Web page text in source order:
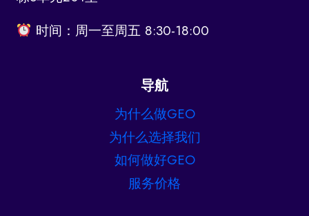
时间：周一至周五 8:30-18:00
导航
为什么做GEO
为什么选择我们
如何做好GEO
服务价格